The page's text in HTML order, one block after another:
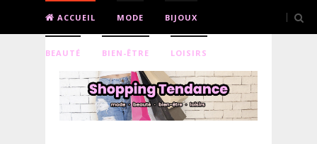
ACCUEIL MODE BIJOUX
BEAUTÉ BIEN-ÊTRE LOISIRS